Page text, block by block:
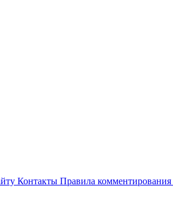
Контакты Правила комментирования